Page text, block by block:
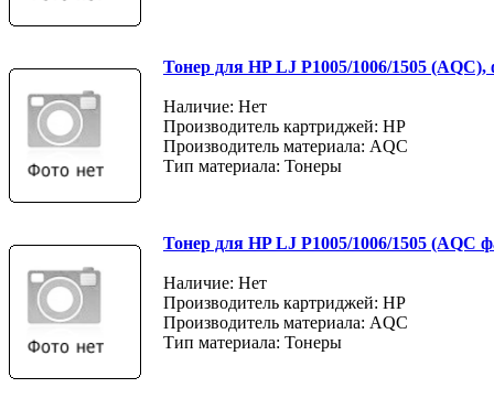
Тонер для HP LJ P1005/1006/1505
Наличие: Нет
Производитель картриджей: HP
Производитель материала: AQC
Тип материала: Тонеры
Тонер для HP LJ P1005/1006/1505 (AQC
Наличие: Нет
Производитель картриджей: HP
Производитель материала: AQC
Тип материала: Тонеры